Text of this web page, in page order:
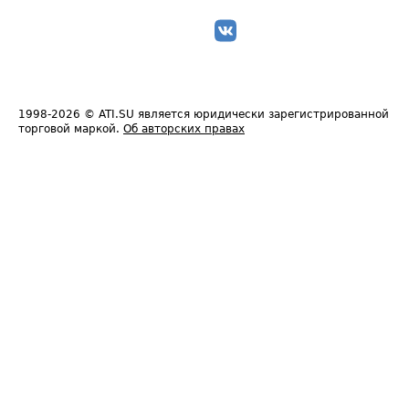
1998-2026 © ATI.SU является юридически зарегистрированной
торговой маркой. Об авторских правах